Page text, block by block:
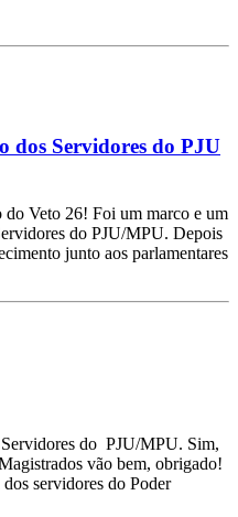
dos Servidores do PJU
Veto 26! Foi um marco e um
do PJU/MPU. Depois
junto aos parlamentares
Servidores do PJU/MPU. Sim,
vão bem, obrigado!
servidores do Poder